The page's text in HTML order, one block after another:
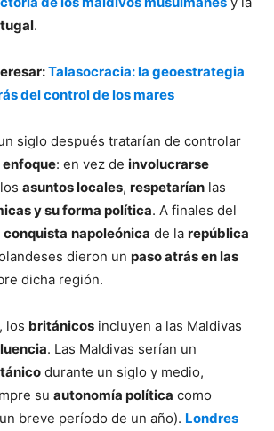
.
Talasocracia: la geoestrategia
del control de los mares
siglo después tratarían de controlar
: en vez de involucrarse
asuntos locales, respetarían las
y su forma política. A finales del
conquista napoleónica de la república
dieron un paso atrás en las
dicha región.
los británicos incluyen a las Maldivas
. Las Maldivas serían un
durante un siglo y medio,
su autonomía política como
breve período de un año). Londres